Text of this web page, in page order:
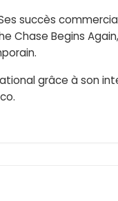
succès
Chase Begins
grâce à son